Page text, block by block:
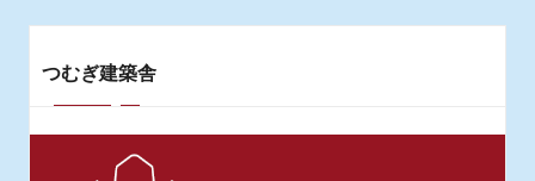
稿
の
ペ
ー
つむぎ建築舎